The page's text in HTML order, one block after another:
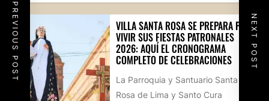
PREVIOUS POST NEXT POST
VILLA SANTA ROSA SE PREPARA PARA
VIVIR SUS FIESTAS PATRONALES
2026: AQUÍ EL CRONOGRAMA
COMPLETO DE CELEBRACIONES
La Parroquia y Santuario Santa
Rosa de Lima y Santo Cura